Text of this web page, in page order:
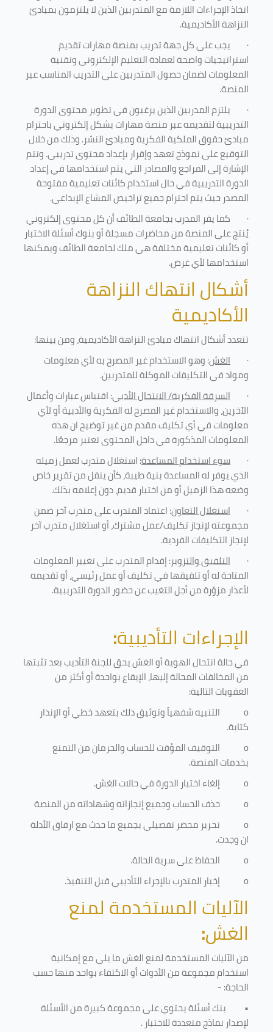
اتخاذ الإجراءات اللازمة مع المتدربين الذين لا يلتزمون بمبادئ
النزاهة الأكاديمية.
· يجب على كل جهة تدريب بمنصة مهارات تقديم
استراتيجيات واضحة لعمادة التعليم الإلكتروني وتقنية
المعلومات لضمان حصول المتدربين على التدريب المناسب عبر
المنصة.
· يلتزم المدربين الذين يرغبون في تطوير محتوى الدورة
التدريبية لتقديمه عبر منصة مهارات بشكل إلكتروني باحترام
مبادئ حقوق الملكية الفكرية ومبادئ النشر. وذلك من خلال
التوقيع على نموذج تعهد وإقرار بإعداد محتوى تدريبي. وتتم
الإشارة إلى المراجع والمصادر التي يتم استخدامها في إعداد
الدورة التدريبية في حال استخدام كائنات تعليمية مفتوحة
المصدر حيث يتم احترام جميع تراخيص المشاع الإبداعي.
· كما يقر المدرب بجامعة الطائف أن كل محتوى إلكتروني
يُنتج على المنصة من محاضرات مسجلة أو بنوك أسئلة الاختبار
أو كائنات تعليمية مختلفة هي ملك لجامعة الطائف ويمكنها
استخدامها لأي غرض.
أشكال انتهاك النزاهة
الأكاديمية
تتعدد أشكال انتهاك مبادئ النزاهة الأكاديمية، ومن بينها:
· الغش: وهو الاستخدام غير المصرح به لأي معلومات
ومواد في التكليفاتالموكلة للمتدربين.
· السرقة الفكرية/ الانتحال الأدبي: اقتباس عبارات وأعمال
الآخرين، والاستخدام غير المصرح له الفكرية والأدبية أو لأي
معلومات في أي تكليف مقدم من غير توضيح ان هذه
المعلومات المذكورة في داخل المحتوى تعتبر مرجعًا.
· سوء استخدام المساعدة: استغلال متدرب لعمل زميله
الذي يوفر له المساعدة بنية طيبة، كأن ينقل من تقرير خاص
وضعه هذا الزميل أو من اختبار قديم، دون إعلامه بذلك.
· استغلال التعاون: اعتماد المتدرب على متدرب آخر ضمن
مجموعته لإنجاز تكليف/عمل مشترك، أو استغلال متدرب آخر
لإنجاز التكليفات الفردية.
· التلفيق والتزوير: إقدام المتدرب على تغيير المعلومات
المتاحة له أو تلفيقها في تكليف أو عمل رئيسي، أو تقديمه
لأعذار مزوّرة من أجل التغيب عن حضور الدورة التدريبية.
الإجراءات التأديبية:
في حالة انتحال الهوية أو الغش يحق للجنة التأديب بعد تثبتها
من المخالفات المحالة إليها، الإيقاع بواحدة أو أكثر من
العقوبات التالية:
o
التنبيه شفهياً وتوثيق ذلك بتعهد خطي أو الإنذار
كتابة.
o
التوقيف المؤقت للحساب والحرمان من التمتع
بخدمات المنصة.
o
إلغاء اختبار الدورة في حالات الغش.
o
حذف الحساب وجميع إنجازاته وشهاداته من المنصة
o
تحرير محضر تفصيلي بجميع ما حدث مع ارفاق الأدلة
ان وجدت.
o
الحفاظ على سرية الحالة.
o
إخبار المتدرب بالإجراء التأديبي قبل التنفيذ.
الآليات المستخدمة لمنع
الغش:
من الآليات المستخدمة لمنع الغش ما يلي مع إمكانية
استخدام مجموعة من الأدوات أو الاكتفاء بواحد منها حسب
الحاجة: -
• بنك أسئلة يحتوي على مجموعة كبيرة من الأسئلة
لإصدار نماذج متعددة للاختبار.